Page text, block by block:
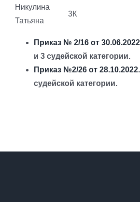
Никулина
Татьяна
3К
Приказ № 2/16 от 30.06.2022
и 3 судейской категории.
Приказ №2/26 от 28.10.2022.
судейской категории.